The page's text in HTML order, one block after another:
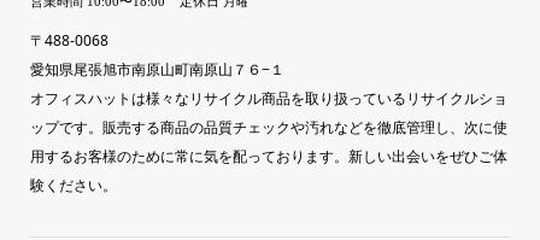
〒488-0068
愛知県尾張旭市南原山町南原山７６−１
オフィスハットは様々なリサイクル商品を取り扱っているリサイクルショ
ップです。販売する商品の品質チェックや汚れなどを徹底管理し、次に使
用するお客様のために常に気を配っております。新しい出会いをぜひご体
験ください。